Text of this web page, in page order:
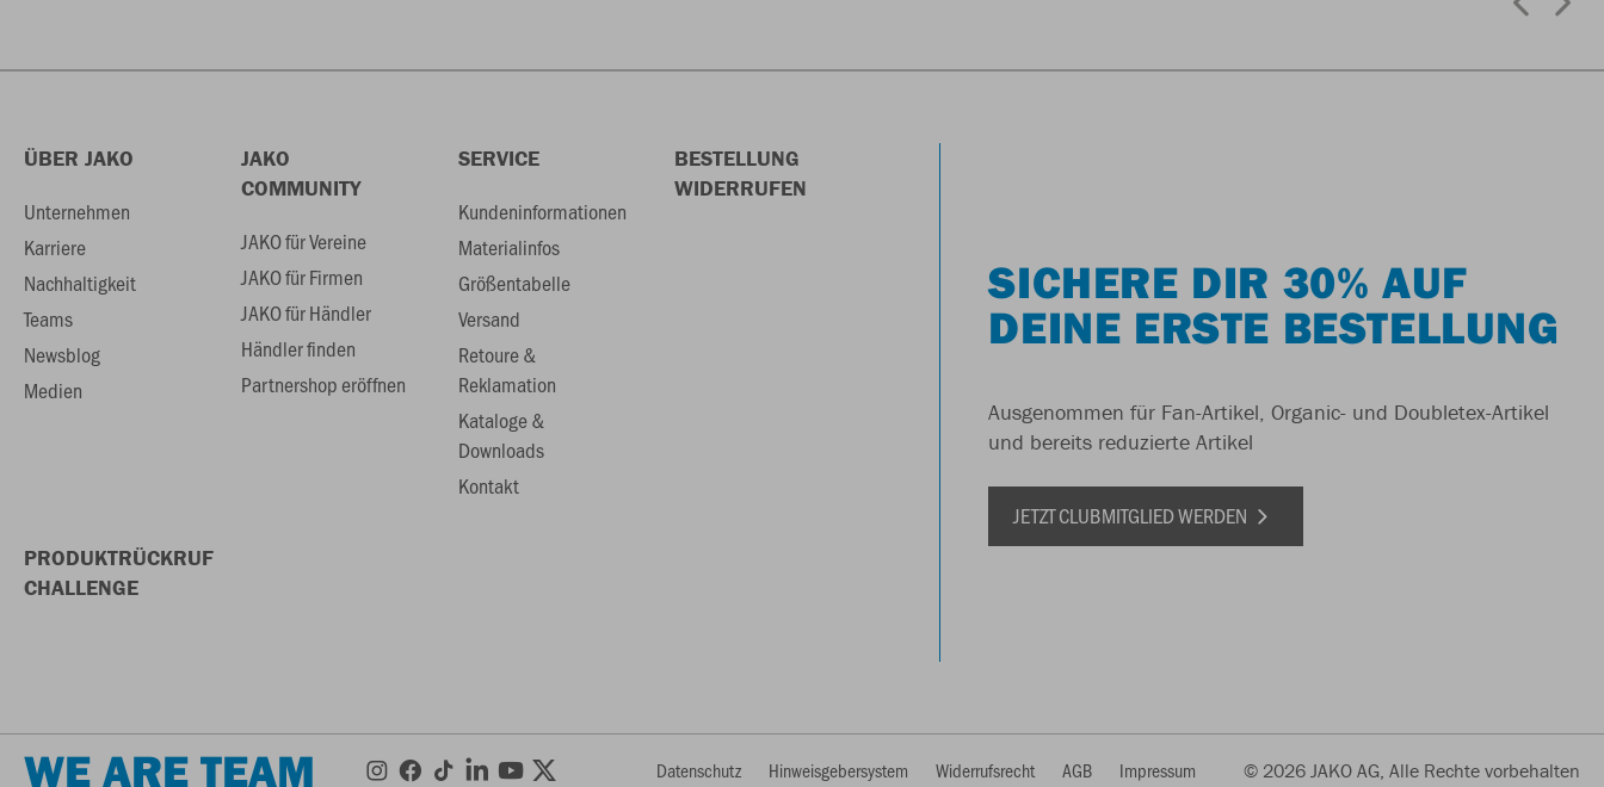
ÜBER JAKO
Unternehmen
Karriere
Nachhaltigkeit
Teams
Newsblog
Medien
JAKO
COMMUNITY
JAKO für Vereine
JAKO für Firmen
JAKO für Händler
Händler finden
Partnershop eröffnen
SERVICE
Kundeninformationen
Materialinfos
Größentabelle
Versand
Retoure &
Reklamation
Kataloge &
Downloads
Kontakt
BESTELLUNG
WIDERRUFEN
PRODUKTRÜCKRUF
CHALLENGE
SICHERE DIR 30% AUF
DEINE ERSTE BESTELLUNG
Ausgenommen für Fan-Artikel, Organic- und Doubletex-Artikel
und bereits reduzierte Artikel
JETZT CLUBMITGLIED WERDEN
WE ARE TEAM Datenschutz Hinweisgebersystem Widerrufsrecht AGB Impressum © 2026 JAKO AG, Alle Rechte vorbehalten